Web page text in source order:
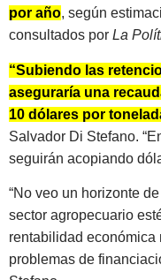
por año, según
consultados por La
“Subiendo las
aseguraría una
10 dólares por
Salvador Di Stefano.
seguirán acopiando
“No veo un horizonte
sector agropecuario
rentabilidad económica
problemas de